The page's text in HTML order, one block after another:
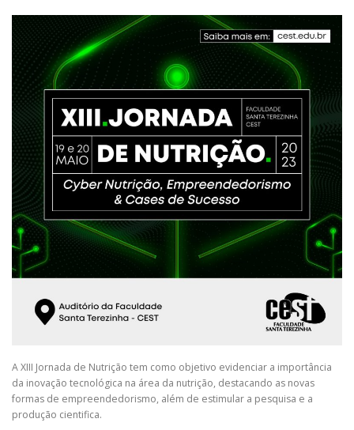
A XIII Jornada de Nutrição tem como objetivo evidenciar a importância
da inovação tecnológica na área da nutrição, destacando as novas
formas de empreendedorismo, além de estimular a pesquisa e a
produção cientifica.